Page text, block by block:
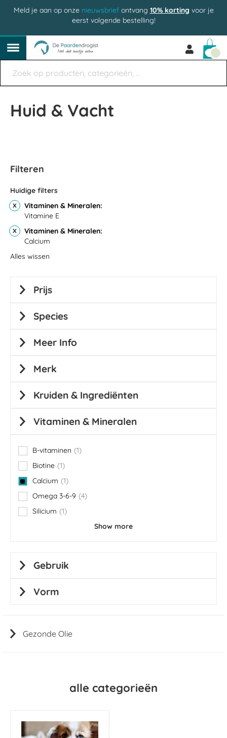
Meld je aan op onze nieuwsbriefontvang 10% korting voor je
eerst volgende bestelling!
Huid & Vacht
alle categorieën
Gezonde Olie
Filteren
Huidige filters
Vitaminen & Mineralen
Vitamine E
Vitaminen & Mineralen
Calcium
Alles wissen
Prijs
Species
Meer Info
Merk
Kruiden & Ingrediënten
Vitaminen & Mineralen
B-vitaminen 1
item
Biotine 1
item
Calcium
1
item
Omega 3-6-9
4
items
Silicium
1
item
Show more
Gebruik
Vorm